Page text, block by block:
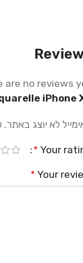
are no reviews
iPhone
לא יוצג באתר.
Your
*
Your
*